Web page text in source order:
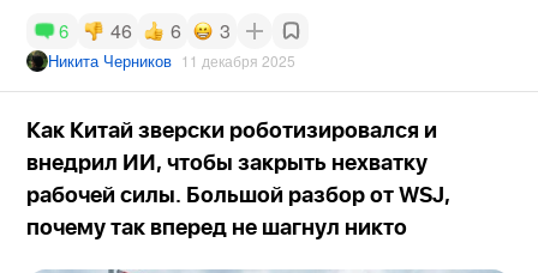
6 46 6 3
Никита Черников 11 декабря 2025
Как Китай зверски роботизировался и
внедрил ИИ, чтобы закрыть нехватку
рабочей силы. Большой разбор от WSJ,
почему так вперед не шагнул никто